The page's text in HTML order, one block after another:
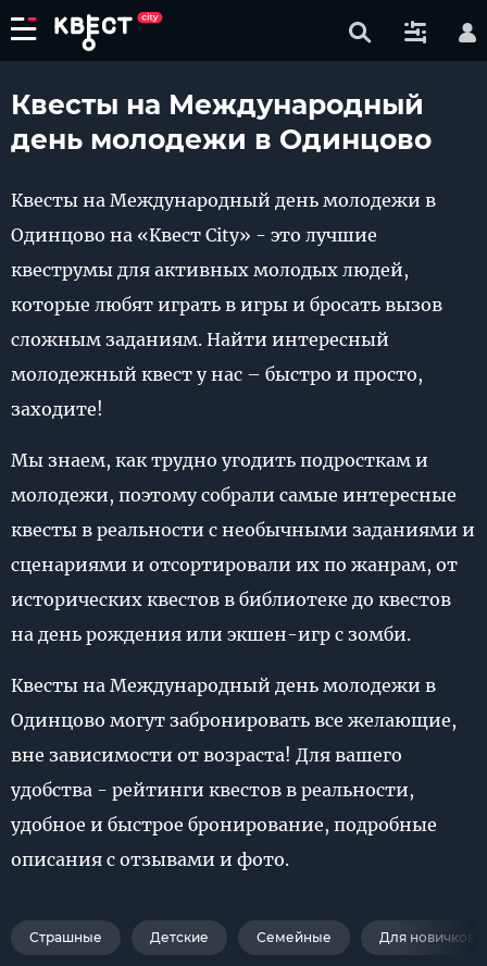
Квесты на Международный
день молодежи в Одинцово
Квесты на Международный день молодежи в
Одинцово на «Квест City» - это лучшие
квеструмы для активных молодых людей,
которые любят играть в игры и бросать вызов
сложным заданиям. Найти интересный
молодежный квест у нас – быстро и просто,
заходите!
Мы знаем, как трудно угодить подросткам и
молодежи, поэтому собрали самые интересные
квесты в реальности с необычными заданиями и
сценариями и отсортировали их по жанрам, от
исторических квестов в библиотеке до квестов
на день рождения или экшен-игр с зомби.
Квесты на Международный день молодежи в
Одинцово могут забронировать все желающие,
вне зависимости от возраста! Для вашего
удобства - рейтинги квестов в реальности,
удобное и быстрое бронирование, подробные
описания с отзывами и фото.
Страшные Детские Семейные Для новичков